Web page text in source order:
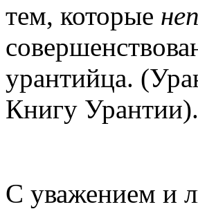
тем, которые
урантийца.
Книгу Урантии).
С уважением и